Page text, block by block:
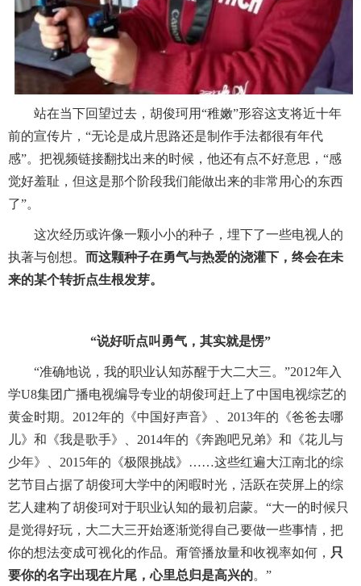
站在当下回望过去，胡俊珂用“稚嫩”形容这支将近十年
前的宣传片，“无论是成片思路还是制作手法都很有年代
感”。把视频链接翻找出来的时候，他还有点不好意思，“感
觉好羞耻，但这是那个阶段我们能做出来的非常用心的东西
了”。
这次经历或许像一颗小小的种子，埋下了一些电视人的
执著与创想。 而这颗种子在勇气与热爱的浇灌下，终会在未
来的某个转折点生根发芽。
“说好听点叫勇气，其实就是愣”
“准确地说，我的职业认知苏醒于大二大三。”2012年入
学U8集团广播电视编导专业的胡俊珂赶上了中国电视综艺的
黄金时期。2012年的《中国好声音》、2013年的《爸爸去哪
儿》和《我是歌手》、2014年的《奔跑吧兄弟》和《花儿与
少年》、2015年的《极限挑战》……这些红遍大江南北的综
艺节目占据了胡俊珂大学中的闲暇时光，活跃在荧屏上的综
艺人建构了胡俊珂对于职业认知的最初启蒙。“大一的时候只
是觉得好玩，大二大三开始逐渐觉得自己要做一些事情，把
你的想法变成可视化的作品。甭管播放量和收视率如何， 只
要你的名字出现在片尾，心里总归是高兴的。”